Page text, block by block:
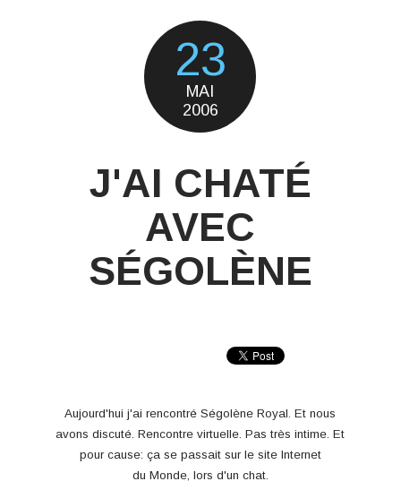
23
MAI
2006
J'AI CHATÉ
AVEC
SÉGOLÈNE
Aujourd'hui j'ai rencontré Ségolène Royal. Et nous
avons discuté. Rencontre virtuelle. Pas très intime. Et
pour cause: ça se passait sur le site Internet
du Monde, lors d'un chat.